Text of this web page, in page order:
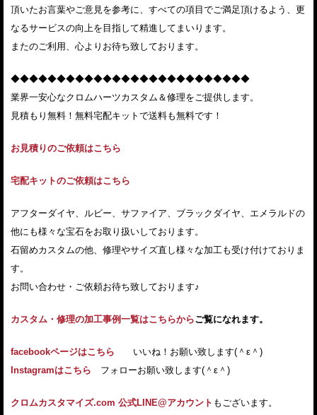
頂いたお言葉やご意見を参考に、すべての項目でご満足頂けるよう、更
なるサービスの向上を目指して精進してまいります。
またのご利用、心よりお待ち致しております。
◆◆◆◆◆◆◆◆◆◆◆◆◆◆◆◆◆◆◆◆◆◆◆◆◆◆
業界一安心なクロムハーツカスタム＆修理をご提供します。
見積もり無料！無料宅配キットで送料も無料です！
お見積りのご依頼はこちら
宅配キットのご依頼はこちら
アフターダイヤ、ルビー、サファイア、ブラックダイヤ、エメラルドの
他にも様々な宝石をお取り扱いしております。
石留めカスタムの他、修理やサイズ直し様々な加工も受け付けておりま
す。
お問い合わせ・ご依頼お待ち致しております♪
カスタム・修理の加工事例一覧はこちらからご覧になれます。
facebookページはこちら いいね！お願い致します(＾ε＾)
Instagramはこちら フォローお願い致します(＾ε＾)
クロムカスタマイズ.com 公式LINE@アカウント もございます。